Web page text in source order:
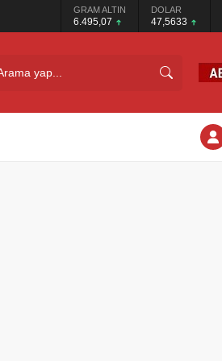
GRAM ALTIN
6.495,07
DOLAR
47,5633